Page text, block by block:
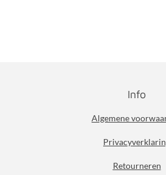
Info
Algemene
Retourneren